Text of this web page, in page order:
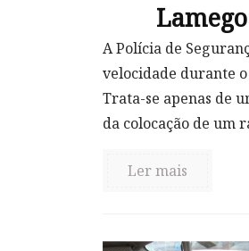
A Polícia de
velocidade durante
Trata-se apenas de
da colocação de um
Ler mais